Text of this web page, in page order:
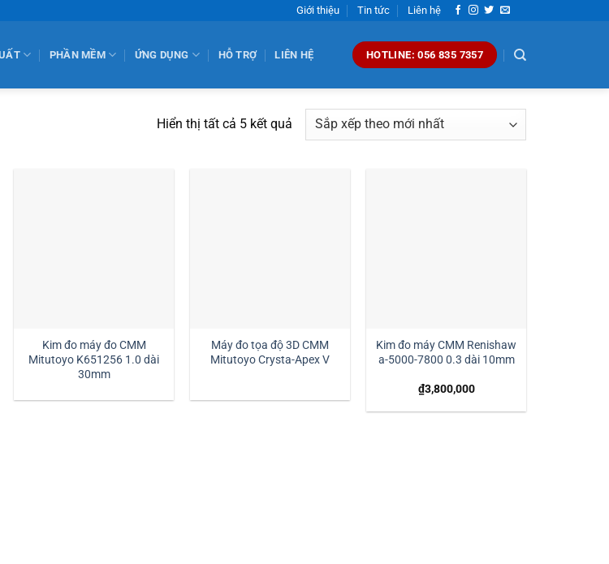
Giới thiệu Tin tức Liên hệ
PHẦN MỀM ỨNG DỤNG HỖ TRỢ LIÊN HỆ HOTLINE: 056 835 7357
Hiển thị tất cả 5 kết quảĐã
sắp
Kim đo máy đo CMM
Mitutoyo K651256 1.0 dài
30mm
Máy đo tọa độ 3D CMM
Mitutoyo Crysta-Apex V
Kim đo máy CMM Renishaw
a-5000-7800 0.3 dài 10mm
₫3,800,000